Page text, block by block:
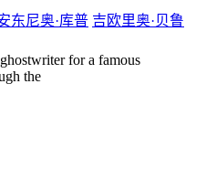
东尼奥·库普 吉欧里奥·贝鲁
for a famous
the